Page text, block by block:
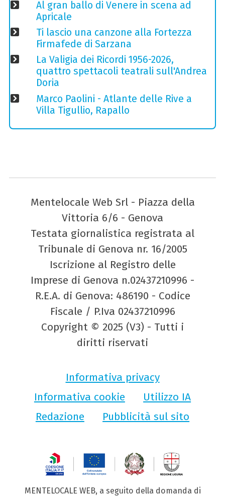
Al gran ballo di Venere in scena ad
Apricale
Ti lascio una canzone alla Fortezza
Firmafede di Sarzana
La Valigia dei Ricordi 1956-2026,
quattro spettacoli teatrali sull'Andrea
Doria
Marco Paolini - Atlante delle Rive a
Villa Tigullio, Rapallo
Mentelocale Web Srl - Piazza della
Vittoria 6/6 - Genova
Testata giornalistica registrata al
Tribunale di Genova nr. 16/2005
Iscrizione al Registro delle
Imprese di Genova n.02437210996 -
R.E.A. di Genova: 486190 - Codice
Fiscale / P.Iva 02437210996
Copyright © 2025 (V3) - Tutti i
diritti riservati
Informativa privacy
Informativa cookie
Utilizzo IA
Redazione
Pubblicità sul sito
MENTELOCALE WEB, a seguito della domanda di